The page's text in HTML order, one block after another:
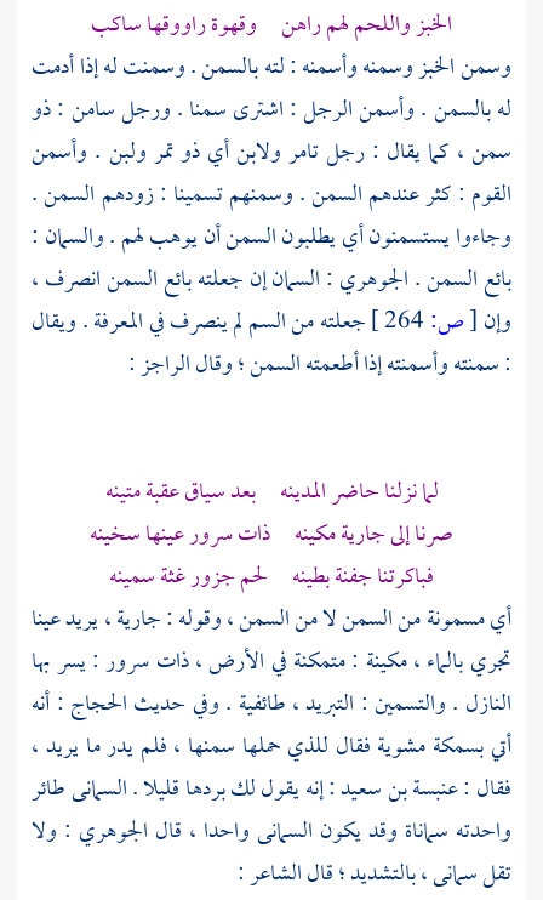
الخبز واللحم لهم راهن وقهوة راووقها ساكب
وسمن الخبز وسمنه وأسمنه : لته بالسمن . وسمنت له إذا أدمت
له بالسمن . وأسمن الرجل : اشترى سمنا . ورجل سامن : ذو
سمن ، كما يقال : رجل تامر ولابن أي ذو تمر ولبن . وأسمن
القوم : كثر عندهم السمن . وسمنهم تسمينا : زودهم السمن .
وجاءوا يستسمنون أي يطلبون السمن أن يوهب لهم . والسمان :
بائع السمن .الجوهري : السمان إن جعلته بائع السمن انصرف ،
وإن[ص:
جعلته من السم لم ينصرف في المعرفة . ويقال
: سمنته وأسمنته إذا أطعمته السمن ؛ وقال الراجز :
لما نزلنا حاضر المدينه بعد سياق عقبة متينه
صرنا إلى جارية مكينه ذات سرور عينها سخينه
فباكرتنا جفنة بطينه لحم جزور غثة سمينه
أي مسمونة من السمن لا من السمن ، وقوله : جارية ، يريد عينا
تجري بالماء ، مكينة : متمكنة في الأرض ، ذات سرور : يسر بها
النازل . والتسمين : التبريد ، طائفية . وفي حديثالحجاج : أنه
أتي بسمكة مشوية فقال للذي حملها سمنها ، فلم يدر ما يريد ،
فقال :عنبسة بن سعيد: إنه يقول لك بردها قليلا . السمانى طائر
واحدته سماناة وقد يكون السمانى واحدا ، قال الجوهري : ولا
تقل سمانى ، بالتشديد ؛ قال الشاعر :